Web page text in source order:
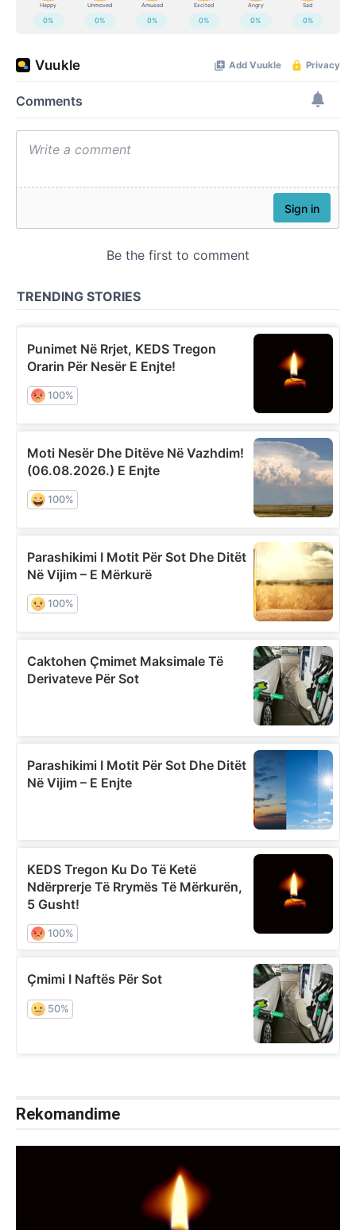
Rekomandime